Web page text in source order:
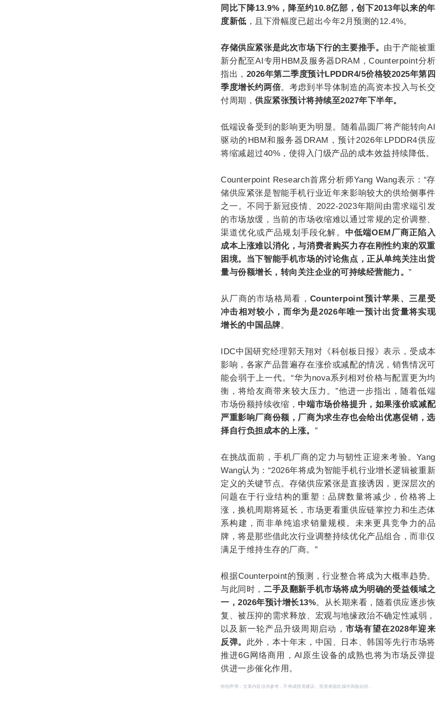
同比下降13.9%，降至约10.8亿部，创下2013年以来的年
度新低 ，且下滑幅度已超出今年2月预测的12.4%。
存储供应紧张是此次市场下行的主要推手。 由于产能被重
新分配至AI专用HBM及服务器DRAM，Counterpoint分析
指出， 2026年第二季度预计LPDDR4/5价格较2025年第四
季度增长约两倍。考虑到半导体制造的高资本投入与长交
付周期， 供应紧张预计将持续至2027年下半年。
低端设备受到的影响更为明显。随着晶圆厂将产能转向AI
驱动的HBM和服务器DRAM，预计2026年LPDDR4供应
将缩减超过40%，使得入门级产品的成本效益持续降低。
Counterpoint Research首席分析师Yang Wang表示：“存
储供应紧张是智能手机行业近年来影响较大的供给侧事件
之一。不同于新冠疫情、2022-2023年期间由需求端引发
的市场放缓，当前的市场收缩难以通过常规的定价调整、
渠道优化或产品规划手段化解。 中低端OEM厂商正陷入
成本上涨难以消化，与消费者购买力存在刚性约束的双重
困境。当下智能手机市场的讨论焦点，正从单纯关注出货
量与份额增长，转向关注企业的可持续经营能力。 ”
从厂商的市场格局看， Counterpoint预计苹果、三星受
冲击相对较小，而华为是2026年唯一预计出货量将实现
增长的中国品牌。
IDC中国研究经理郭天翔对《科创板日报》表示，受成本
影响，各家产品普遍存在涨价或减配的情况，销售情况可
能会弱于上一代。“华为nova系列相对价格与配置更为均
衡，将给友商带来较大压力。”他进一步指出，随着低端
市场份额持续收缩， 中端市场价格提升，如果涨价或减配
严重影响厂商份额，厂商为求生存也会给出优惠促销，选
择自行负担成本的上涨。 ”
在挑战面前，手机厂商的定力与韧性正迎来考验。Yang
Wang认为：“2026年将成为智能手机行业增长逻辑被重新
定义的关键节点。存储供应紧张是直接诱因，更深层次的
问题在于行业结构的重塑：品牌数量将减少，价格将上
涨，换机周期将延长，市场更看重供应链掌控力和生态体
系构建，而非单纯追求销量规模。未来更具竞争力的品
牌，将是那些借此次行业调整持续优化产品组合，而非仅
满足于维持生存的厂商。”
根据Counterpoint的预测，行业整合将成为大概率趋势。
与此同时，二手及翻新手机市场将成为明确的受益领域之
一，2026年预计增长13%。从长期来看，随着供应逐步恢
复、被压抑的需求释放、宏观与地缘政治不确定性减弱，
以及新一轮产品升级周期启动， 市场有望在2028年迎来
反弹。 此外，本十年末，中国、日本、韩国等先行市场将
推进6G网络商用，AI原生设备的成熟也将为市场反弹提
供进一步催化作用。
特别声明：文章内容仅供参考，不构成投资建议。投资者据此操作风险自担。